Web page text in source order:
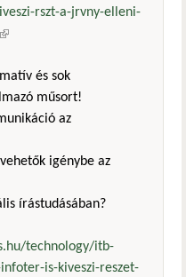
rszt-a-jrvny-elleni-
(külső hivatkozás)
és sok
műsort!
az
igénybe az
írástudásában?
technology/itb-
is-kiveszi-reszet-